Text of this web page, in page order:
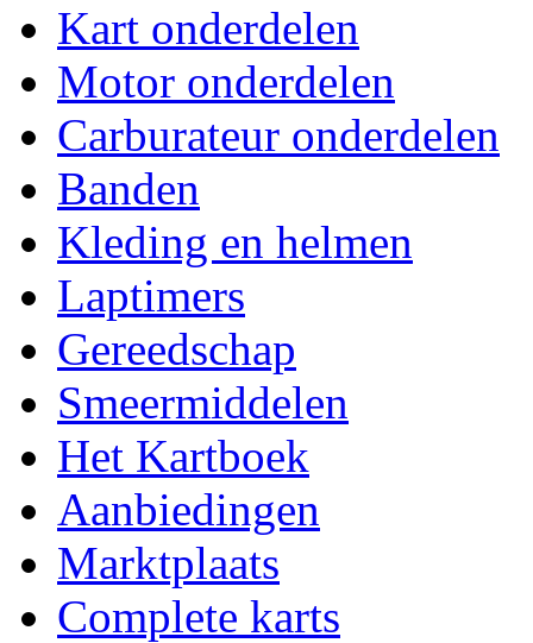
Kart onderdelen
Motor onderdelen
Carburateur onderdelen
Banden
Kleding en helmen
Laptimers
Gereedschap
Smeermiddelen
Het Kartboek
Aanbiedingen
Marktplaats
Complete karts